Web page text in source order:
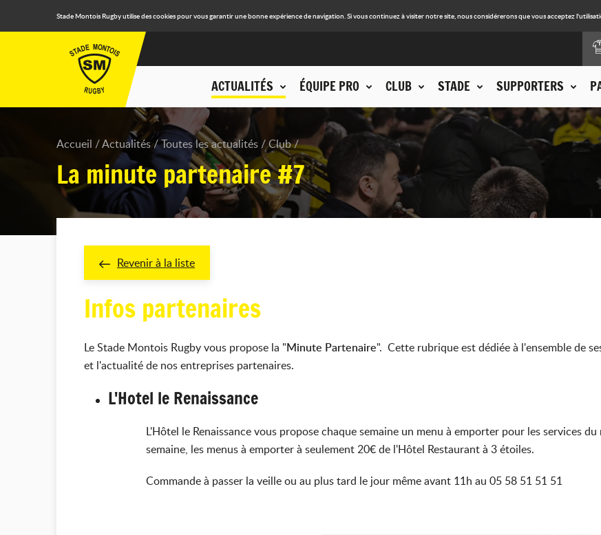
Stade Montois Rugby utilise des cookies pour vous garantir une bonne expérience de navigation. Si vous continuez à visiter notre site, nous considérerons que vous acceptez
ACTUALITÉS ÉQUIPE PRO CLUB STADE SUPPORTERS
Accueil Actualités Toutes les actualités Club
La minute partenaire #7
Revenir à la liste
Infos partenaires
Le Stade Montois Rugby vous propose la "Minute Partenaire". Cette rubrique est dédiée à l'ensemble de
et l'actualité de nos entreprises partenaires.
L'Hotel le Renaissance
L'Hôtel le Renaissance vous propose chaque semaine un menu à emporter pour les services
semaine, les menus à emporter à seulement 20€ de l'Hôtel Restaurant à 3 étoiles.
Commande à passer la veille ou au plus tard le jour même avant 11h au 05 58 51 51 51